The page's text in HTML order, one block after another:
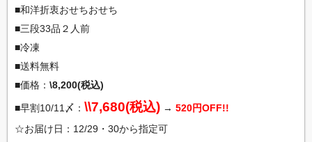
■和洋折衷おせちおせち
■三段33品２人前
■冷凍
■送料無料
■価格： \8,200(税込)
■早割10/11〆： \\7,680(税込) → 520円OFF!!
☆お届け日：12/29・30から指定可